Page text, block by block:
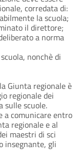
corredata di:
la scuola;
il direttore;
a norma
nonchè di
Giunta regionale è
regionale dei
sulle scuole.
a comunicare entro
regionale e al
maestri di sci
insegnante, gli